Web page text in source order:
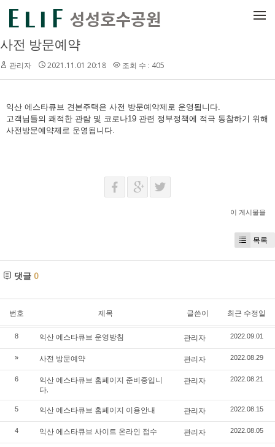
사전 방문예약
관리자 2021.11.01 20:18 조회 수 : 405
익산 에스타큐브 견본주택은 사전 방문예약제로 운영됩니다.
고객님들의 쾌적한 관람 및 코로나19 관련 정부정책에 적극 동참하기 위해
사전방문예약제로 운영됩니다.
이 게시물을
목록
댓글 0
번호 제목 글쓴이 최근 수정일
8 익산 에스타큐브 운영방침 관리자 2022.09.01
» 사전 방문예약 관리자 2022.08.29
6
익산 에스타큐브 홈페이지 준비중입니
다.
관리자 2022.08.21
5 익산 에스타큐브 홈페이지 이용안내 관리자 2022.08.15
4 익산 에스타큐브 사이트 온라인 접수 관리자 2022.08.05